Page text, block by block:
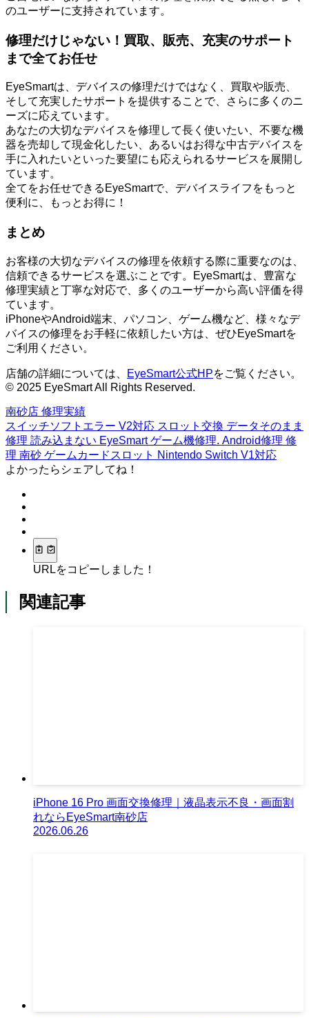
のユーザーに支持されています。
修理だけじゃない！買取、販売、充実のサポート
まで全てお任せ
EyeSmartは、デバイスの修理だけではなく、買取や販売、
そして充実したサポートを提供することで、さらに多くのニ
ーズに応えています。
あなたの大切なデバイスを修理して長く使いたい、不要な機
器を売却して現金化したい、あるいはお得な中古デバイスを
手に入れたいといった要望にも応えられるサービスを展開し
ています。
全てをお任せできるEyeSmartで、デバイスライフをもっと
便利に、もっとお得に！
まとめ
お客様の大切なデバイスの修理を依頼する際に重要なのは、
信頼できるサービスを選ぶことです。EyeSmartは、豊富な
修理実績と丁寧な対応で、多くのユーザーから高い評価を得
ています。
iPhoneやAndroid端末、パソコン、ゲーム機など、様々なデ
バイスの修理をお手軽に依頼したい方は、ぜひEyeSmartを
ご利用ください。
店舗の詳細については、 EyeSmart公式HPをご覧ください。
© 2025 EyeSmart All Rights Reserved.
南砂店 修理実績
スイッチソフトエラー V2対応 スロット交換 データそのまま
修理 読み込まない EyeSmartゲーム機修理. Android修理 修
理 南砂 ゲームカードスロット Nintendo Switch V1対応
よかったらシェアしてね！
URLをコピーしました！
関連記事
iPhone 16 Pro 画面交換修理｜液晶表示不良・画面割
れならEyeSmart南砂店
2026.06.26